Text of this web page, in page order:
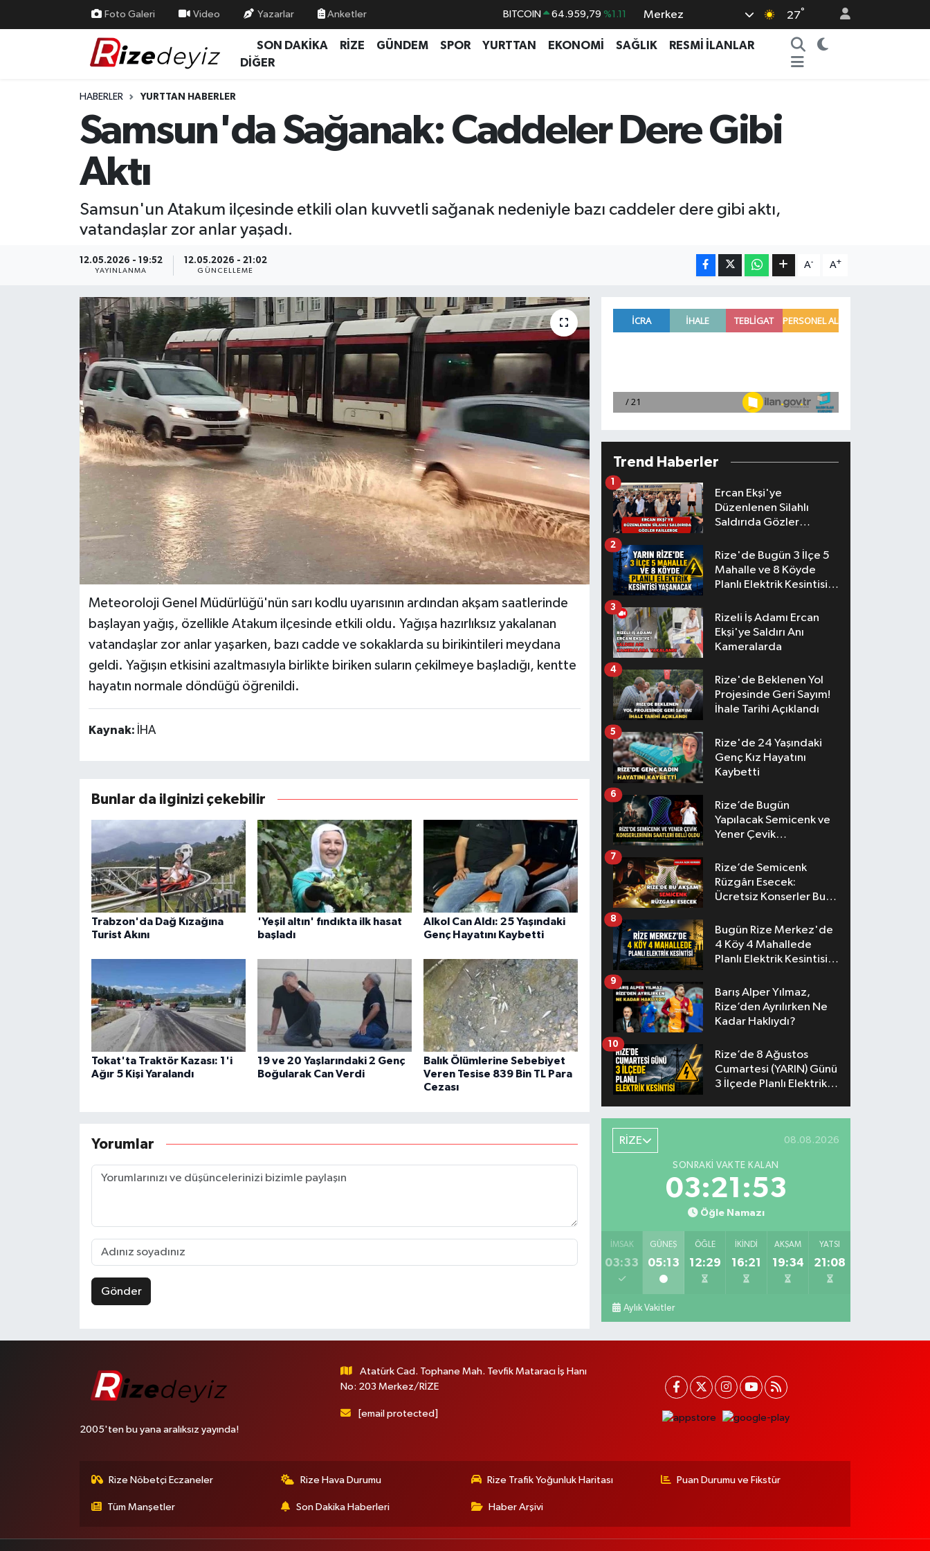
Foto Galeri Video Yazarlar Anketler BITCOIN 64.959,79 %1.11
DOLAR 47,7436 %0.18
GRAM ALTIN 6660.55 %0.03
BİST100 13.779
Merkez 27°
SON DAKİKA RİZE GÜNDEM SPOR YURTTAN EKONOMİ SAĞLIK
RESMİ İLANLAR
DİĞER
HABERLER YURTTAN HABERLER
Samsun'da Sağanak: Caddeler Dere Gibi
Aktı
Samsun'un Atakum ilçesinde etkili olan kuvvetli sağanak nedeniyle bazı caddeler dere gibi aktı,
vatandaşlar zor anlar yaşadı.
12.05.2026 - 19:52
YAYINLANMA
12.05.2026 - 21:02
GÜNCELLEME
A- A+
Meteoroloji Genel Müdürlüğü'nün sarı kodlu uyarısının ardından akşam saatlerinde
başlayan yağış, özellikle Atakum ilçesinde etkili oldu. Yağışa hazırlıksız yakalanan
vatandaşlar zor anlar yaşarken, bazı cadde ve sokaklarda su birikintileri meydana
geldi. Yağışın etkisini azaltmasıyla birlikte biriken suların çekilmeye başladığı, kentte
hayatın normale döndüğü öğrenildi.
Kaynak: İHA
Bunlar da ilginizi çekebilir
Trabzon'da Dağ Kızağına
Turist Akını
'Yeşil altın' fındıkta ilk hasat
başladı
Alkol Can Aldı: 25 Yaşındaki
Genç Hayatını Kaybetti
Tokat'ta Traktör Kazası: 1'i
Ağır 5 Kişi Yaralandı
19 ve 20 Yaşlarındaki 2 Genç
Boğularak Can Verdi
Balık Ölümlerine Sebebiyet
Veren Tesise 839 Bin TL Para
Cezası
Yorumlar
Gönder
Trend Haberler
Ercan Ekşi'ye
Düzenlenen Silahlı
Saldırıda Gözler
1
Rize'de Bugün 3 İlçe 5
Mahalle ve 8 Köyde
Planlı Elektrik Kesintisi
2
Rizeli İş Adamı Ercan
Ekşi'ye Saldırı Anı
Kameralarda
3
Rize'de Beklenen Yol
Projesinde Geri Sayım!
İhale Tarihi Açıklandı
4
Rize'de 24 Yaşındaki
Genç Kız Hayatını
Kaybetti
5
Rize’de Bugün
Yapılacak Semicenk ve
Yener Çevik
Belli Oldu
6
Rize’de Semicenk
Rüzgârı Esecek:
Ücretsiz Konserler Bu
7
Bugün Rize Merkez'de
4 Köy 4 Mahallede
Planlı Elektrik Kesintisi
8
Barış Alper Yılmaz,
Rize’den Ayrılırken Ne
Kadar Haklıydı?
9
Rize’de 8 Ağustos
Cumartesi (YARIN) Günü
3 İlçede Planlı Elektrik
10
RİZE 08.08.2026
SONRAKI VAKTE KALAN
03:21:52
Öğle Namazı
İMSAK
03:33
GÜNEŞ
05:13
ÖĞLE
12:29
İKINDI
16:21
AKŞAM
19:34
YATSI
21:08
Aylık Vakitler
2005'ten bu yana aralıksız yayında!
Atatürk Cad. Tophane Mah. Tevfik Mataracı İş Hanı
No: 203 Merkez/RİZE
[email protected]
Rize Nöbetçi Eczaneler Rize Hava Durumu Rize Trafik Yoğunluk Haritası Puan Durumu ve Fikstür
Tüm Manşetler Son Dakika Haberleri Haber Arşivi
Yurttan Haberler
Rize Nöbetçi Eczaneler
Rize Trafik Yoğunluk Haritası
Süper Lig Puan Durumu ve Fikstür
Son Dakika Haberleri
Haber Arşivi